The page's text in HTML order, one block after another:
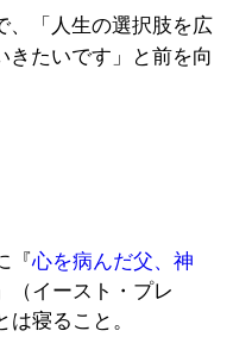
、「人生の選択肢を広
きたいです」と前を向
『心を病んだ父、神
（イースト・プレ
は寝ること。